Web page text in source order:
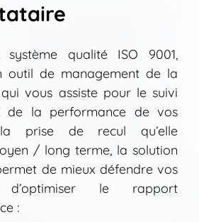
qualité ISO 9001,
outil de management de la
vous assiste pour le suivi
la performance de vos
prise de recul qu’elle
/ long terme, la solution
de mieux défendre vos
le rapport
: